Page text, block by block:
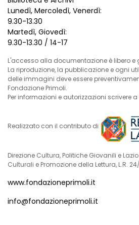
Lunedì, Mercoledì, Venerdì:
9.30-13.30
Martedì, Giovedì:
9.30-13.30 / 14-17
L'accesso alla documentazione è libero e
La riproduzione, la pubblicazione e ogni
delle immagini deve essere
Fondazione Primoli.
Per informazioni e autorizzazioni scrivere
Realizzato con il contributo di
Direzione Cultura, Politiche Giovanili e
Culturali e Promozione della Lettura, L.R.
www.fondazioneprimoli.it
info@fondazioneprimoli.it